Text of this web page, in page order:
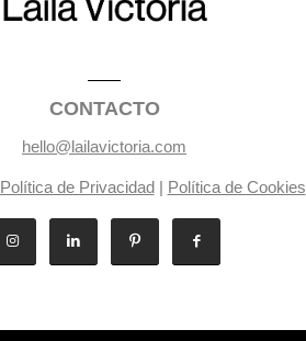
CONTACTO
hello@lailavictoria.com
Política de Privacidad| Política de Cookies